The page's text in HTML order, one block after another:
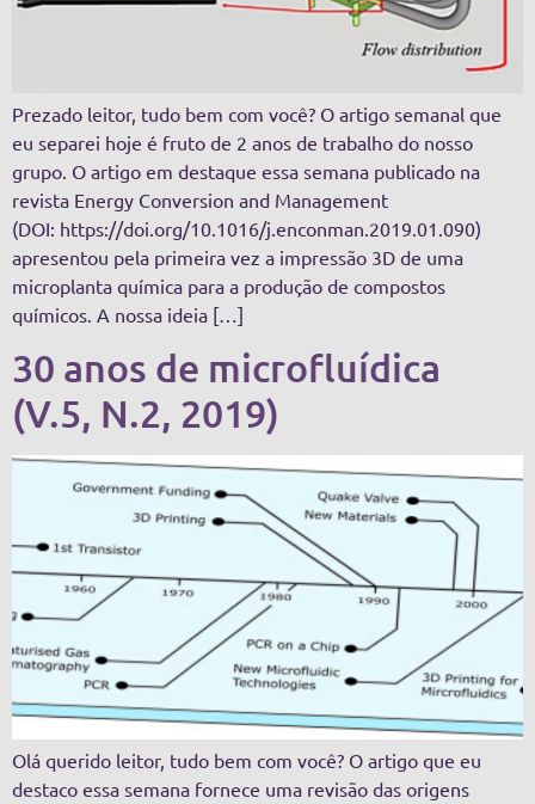
Prezado leitor, tudo bem com você? O artigo semanal que
eu separei hoje é fruto de 2 anos de trabalho do nosso
grupo. O artigo em destaque essa semana publicado na
revista Energy Conversion and Management
(DOI: https://doi.org/10.1016/j.enconman.2019.01.090)
apresentou pela primeira vez a impressão 3D de uma
microplanta química para a produção de compostos
químicos. A nossa ideia […]
30 anos de microfluídica
(V.5, N.2, 2019)
Olá querido leitor, tudo bem com você? O artigo que eu
destaco essa semana fornece uma revisão das origens